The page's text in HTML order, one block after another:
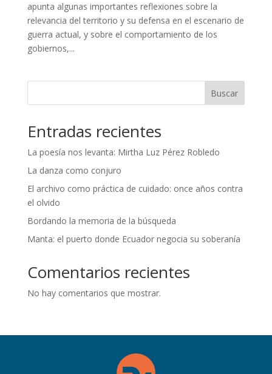
apunta algunas importantes reflexiones sobre la
relevancia del territorio y su defensa en el escenario de
guerra actual, y sobre el comportamiento de los
gobiernos,...
Buscar
Entradas recientes
La poesía nos levanta: Mirtha Luz Pérez Robledo
La danza como conjuro
El archivo como práctica de cuidado: once años contra
el olvido
Bordando la memoria de la búsqueda
Manta: el puerto donde Ecuador negocia su soberanía
Comentarios recientes
No hay comentarios que mostrar.